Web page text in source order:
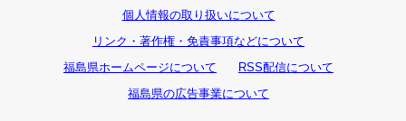
個人情報の取り扱いについて
リンク・著作権・免責事項などについて
福島県ホームページについて
RSS配信について
福島県の広告事業について